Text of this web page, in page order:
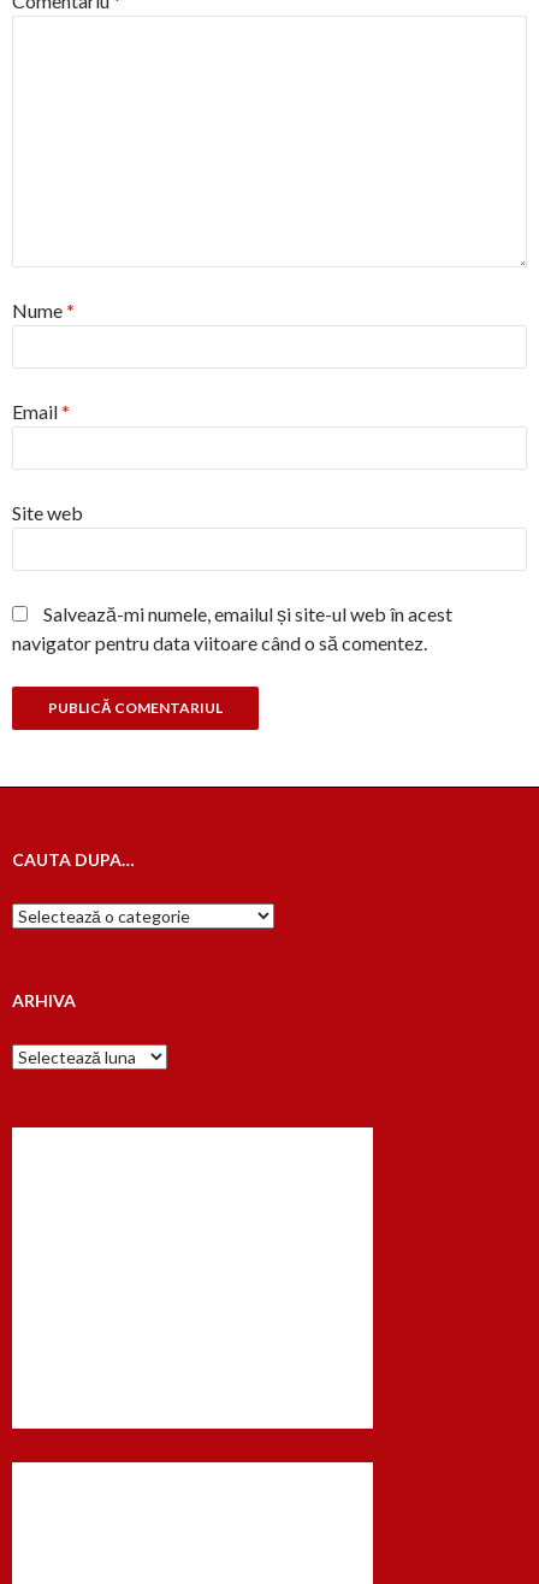
Nume*
Email*
Site web
Salvează-mi numele, emailul și site-ul web în acest
navigator pentru data viitoare când o să comentez.
CAUTA DUPA…
Cauta
dupa…
ARHIVA
Arhiva